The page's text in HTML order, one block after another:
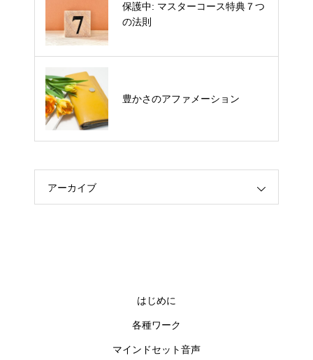
保護中: マスターコース特典７つ
の法則
豊かさのアファメーション
ACT講座２
ACT講座１
アーカイブ
はじめに
各種ワーク
マインドセット音声